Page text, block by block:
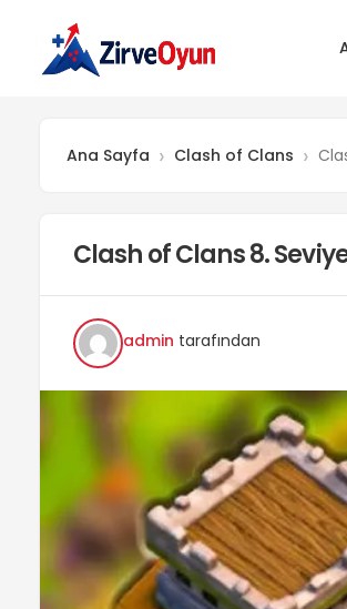
Ana Sayfa Clash of Clans
Clash of Clans 8.
admin tarafından